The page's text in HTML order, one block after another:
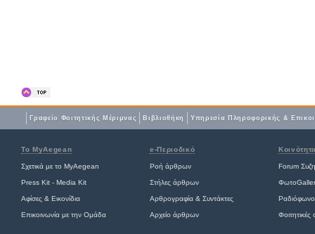
Γραφείο Φοιτητικής Μέριμνας Βιβλιοθήκη Yπηρεσία Πληροφορικής &
Το MyAegean e-Περιοδικό
Σχετικά με το MyAegean Ροή άρθρων Forum
Press Kit - Media Kit Στήλες άρθρων
Αφίσες & Εικονίδια Αρθρογραφία & Συντάκτες Ραδιόφωνο
Επικοινωνία με την Ομάδα Αρχείο άρθρων